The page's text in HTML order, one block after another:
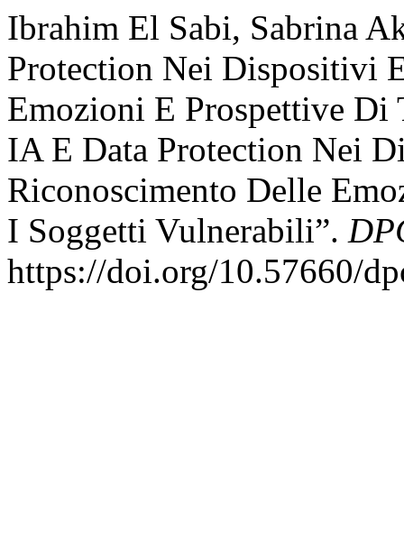
Ibrahim El Sabi, Sabrina
Protection Nei Dispositivi
Emozioni E Prospettive
IA E Data Protection Nei
Riconoscimento Delle
I Soggetti Vulnerabili”.
https://doi.org/10.57660/